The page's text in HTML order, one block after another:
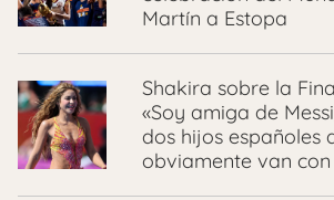
Martín a Estopa
Shakira sobre la
«Soy amiga de
dos hijos españoles
obviamente van con